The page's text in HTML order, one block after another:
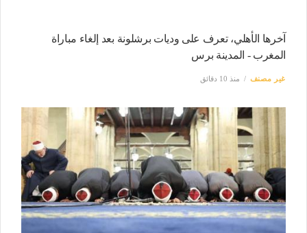
آخرها الأهلي، تعرف على وديات برشلونة بعد إلغاء مباراة
المغرب - المدينة برس
غير مصنف منذ 10 دقائق